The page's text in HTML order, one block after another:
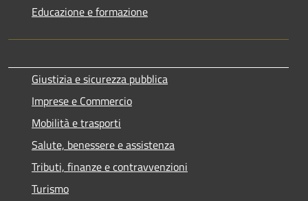
Educazione e formazione
Giustizia e sicurezza pubblica
Imprese e Commercio
Mobilità e trasporti
Salute, benessere e assistenza
Tributi, finanze e contravvenzioni
Turismo